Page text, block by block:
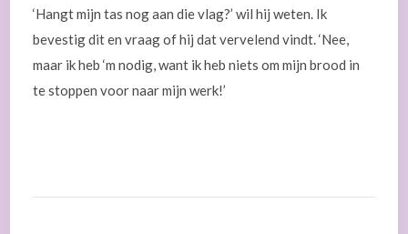
‘Hangt mijn tas nog aan die vlag?’ wil hij weten. Ik
bevestig dit en vraag of hij dat vervelend vindt. ‘Nee,
maar ik heb ‘m nodig, want ik heb niets om mijn brood in
te stoppen voor naar mijn werk!’